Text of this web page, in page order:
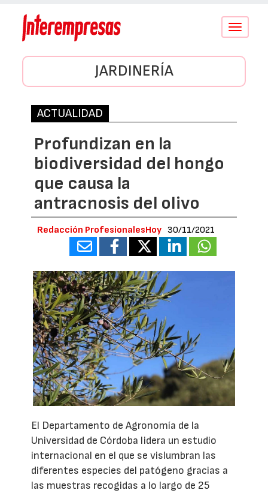
Conmutar
JARDINERÍA
ACTUALIDAD
Profundizan en la
biodiversidad del hongo
que causa la
antracnosis del olivo
Redacción ProfesionalesHoy 30/11/2021
El Departamento de Agronomía de la
Universidad de Córdoba lidera un estudio
internacional en el que se vislumbran las
diferentes especies del patógeno gracias a
las muestras recogidas a lo largo de 25